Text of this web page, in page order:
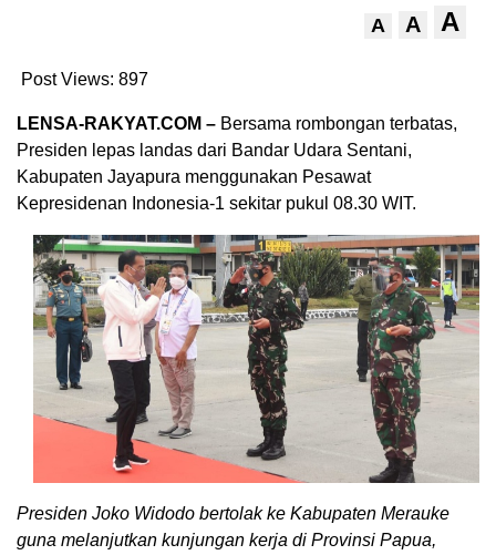
A A A
Post Views: 897
LENSA-RAKYAT.COM – Bersama rombongan terbatas,
Presiden lepas landas dari Bandar Udara Sentani,
Kabupaten Jayapura menggunakan Pesawat
Kepresidenan Indonesia-1 sekitar pukul 08.30 WIT.
Presiden Joko Widodo bertolak ke Kabupaten Merauke
guna melanjutkan kunjungan kerja di Provinsi Papua,